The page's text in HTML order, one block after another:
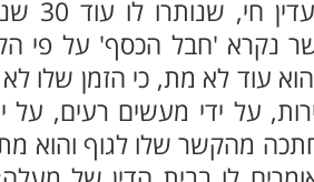
יש
נקרא 'חבל הכסף' על פי
עוד לא מת, כי הזמן שלו
על ידי מעשים רעים, על
מהקשר שלו לגוף והוא